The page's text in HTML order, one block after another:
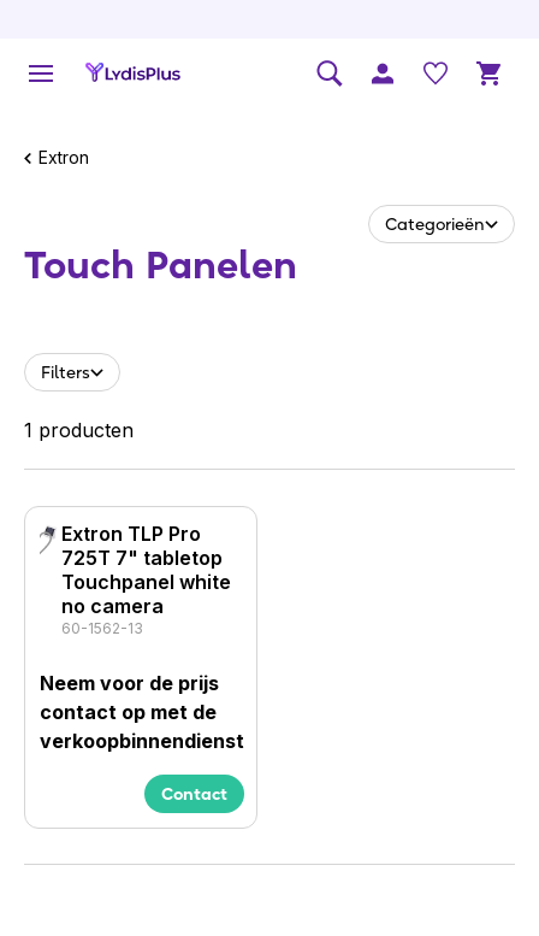
Extron
Categorieën
Touch Panelen
Filters
1 producten
Extron TLP Pro
725T 7" tabletop
Touchpanel white
no camera
60-1562-13
Neem voor de prijs
contact op met de
verkoopbinnendienst
Contact